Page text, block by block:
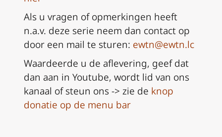
Als u vragen of opmerkingen heeft
n.a.v. deze serie neem dan contact op
door een mail te sturen: ewtn@ewtn.lc
Waardeerde u de aflevering, geef dat
dan aan in Youtube, wordt lid van ons
kanaal of steun ons -> zie de knop
donatie op de menu bar